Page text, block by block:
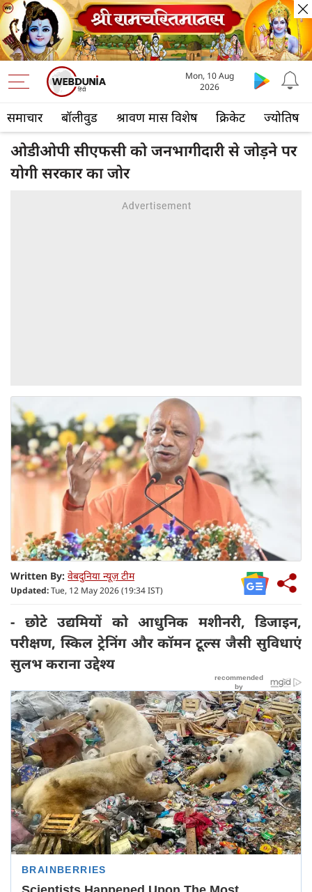
समाचार बॉलीवुड श्रावण मास विशेष क्रिकेट ज्योतिष
Mon, 10 Aug
2026
ओडीओपी सीएफसी को जनभागीदारी से जोड़ने पर
योगी सरकार का जोर
Written By: वेबदुनिया न्यूज़ टीम
Updated:Tue, 12 May 2026 (19:34 IST)
- छोटे उद्यमियों को आधुनिक मशीनरी, डिजाइन,
परीक्षण, स्किल ट्रेनिंग और कॉमन टूल्स जैसी सुविधाएं
सुलभ कराना उद्देश्य